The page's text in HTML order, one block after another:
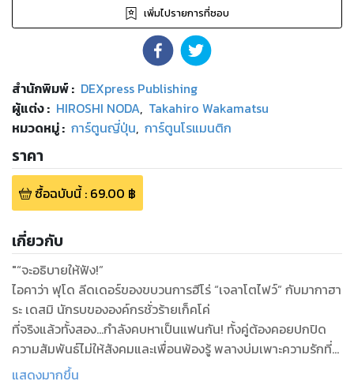
เพิ่มไปรายการที่ชอบ
สำนักพิมพ์: DEXpress Publishing
ผู้แต่ง : HIROSHI NODA, Takahiro Wakamatsu
หมวดหมู่: การ์ตูนญี่ปุ่น, การ์ตูนโรแมนติก
ราคา
ซื้อฉบับนี้: 69.00 ฿
เกี่ยวกับ
"“จะอธิบายให้ฟัง!”
ไอคาว่า ฟุโด ลีดเดอร์ของขบวนการฮีโร่ “เจลาโตไฟว์” กับมากาฮา
ระ เดสมิ นักรบขององค์กรชั่วร้ายเก็คโค่
ที่จริงแล้วทั้งสอง...กำลังคบหาเป็นแฟนกัน! ทั้งคู่ต้องคอยปกปิด
ความสัมพันธ์ไม่ให้สังคมและเพื่อนพ้องรู้ พลางบ่มเพาะความรักที่
ชวนอมยิ้มให้เจริญเติบโต...แต่ว่าในที่สุดความสัมพันธ์นั้นได้ถูก
แสดงมากขึ้น